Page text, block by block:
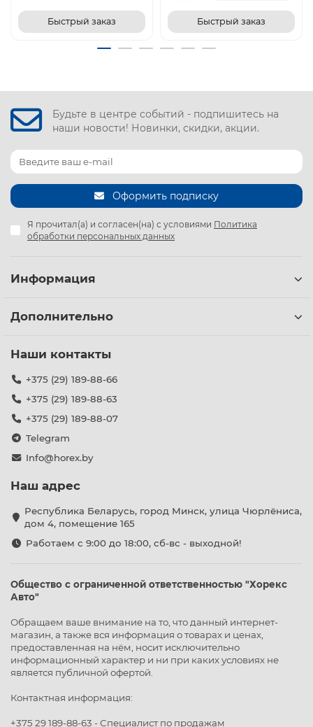
Быстрый заказ Быстрый заказ
Будьте в центре событий - подпишитесь на
наши новости! Новинки, скидки, акции.
Оформить подписку
Я прочитал(а) и согласен(на) с условиями Политика
обработки персональных данных
Информация
Дополнительно
Наши контакты
+375 (29) 189-88-66
+375 (29) 189-88-63
+375 (29) 189-88-07
Telegram
Info@horex.by
Наш адрес
Республика Беларусь, город Минск, улица Чюрлёниса,
дом 4, помещение 165
Работаем с 9:00 до 18:00, сб-вс - выходной!
Общество с ограниченной ответственностью "Хорекс
Авто"
Обращаем ваше внимание на то, что данный интернет-
магазин, а также вся информация о товарах и ценах,
предоставленная на нём, носит исключительно
информационный характер и ни при каких условиях не
является публичной офертой.
Контактная информация:
+375 29 189-88-63 - Специалист по продажам